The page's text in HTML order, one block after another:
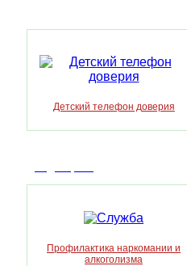
Детский телефон доверия
Профилактика наркомании и
алкоголизма